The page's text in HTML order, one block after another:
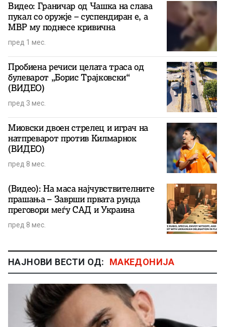
Видео: Граничар од Чашка на слава
пукал со оружје – суспендиран е, а
МВР му поднесе кривична
пред 1 мес.
Пробиена речиси целата траса од
булеварот „Борис Трајковски“
(ВИДЕО)
пред 3 мес.
Миовски двоен стрелец и играч на
натпреварот против Килмарнок
(ВИДЕО)
пред 8 мес.
(Видео): На маса најчувствителните
прашања – Заврши првата рунда
преговори меѓу САД и Украина
пред 8 мес.
НАЈНОВИ ВЕСТИ ОД: МАКЕДОНИЈА